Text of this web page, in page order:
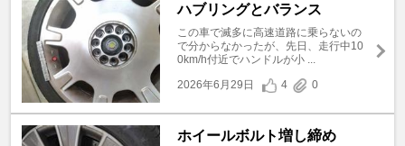
ハブリングとバランス
この車で滅多に高速道路に乗らないの
で分からなかったが、先日、走行中10
0km/h付近でハンドルが小 ...
2026年6月29日
4 0
ホイールボルト増し締め